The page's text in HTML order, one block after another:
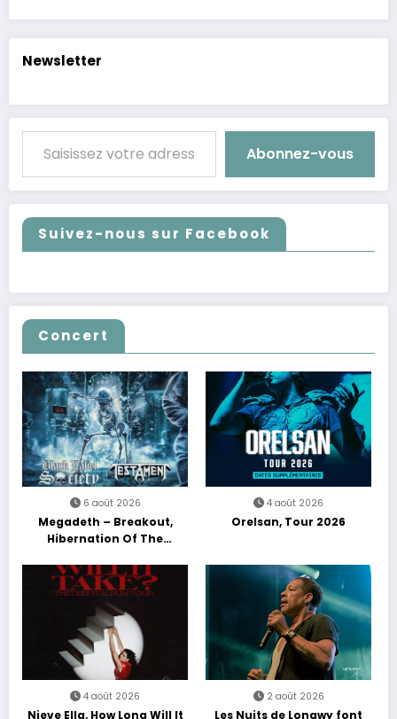
Newsletter
Saisissez votre adresse e-mail…
Abonnez-vous
Suivez-nous sur Facebook
Concert
6 août 2026
Megadeth – Breakout,
Hibernation Of The
4 août 2026
Orelsan, Tour 2026
4 août 2026
Nieve Ella, How Long Will It
2 août 2026
Les Nuits de Longwy font